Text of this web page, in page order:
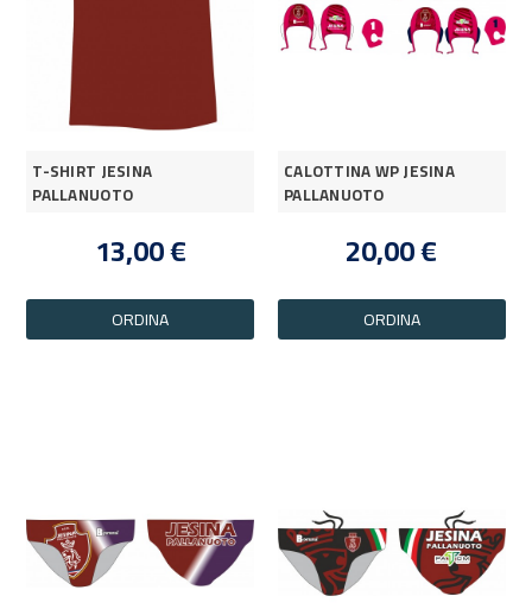
T-SHIRT JESINA
PALLANUOTO
13,00 €
ORDINA
CALOTTINA WP JESINA
PALLANUOTO
20,00 €
ORDINA